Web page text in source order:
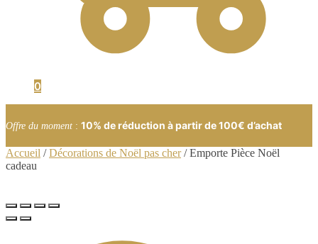
0
Offre du moment : 10% de réduction à partir de 100€ d’achat
Accueil /Décorations de Noël pas cher/Emporte Pièce Noël
cadeau